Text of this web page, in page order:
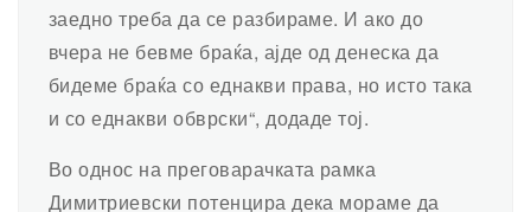
заедно треба да се разбираме. И ако до
вчера не бевме браќа, ајде од денеска да
бидеме браќа со еднакви права, но исто така
и со еднакви обврски“, додаде тој.
Во однос на преговарачката рамка
Димитриевски потенцира дека мораме да